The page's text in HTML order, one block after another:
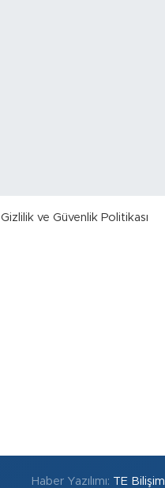
Gizlilik ve Güvenlik Politikası
Haber Yazılımı: TE Bilişim